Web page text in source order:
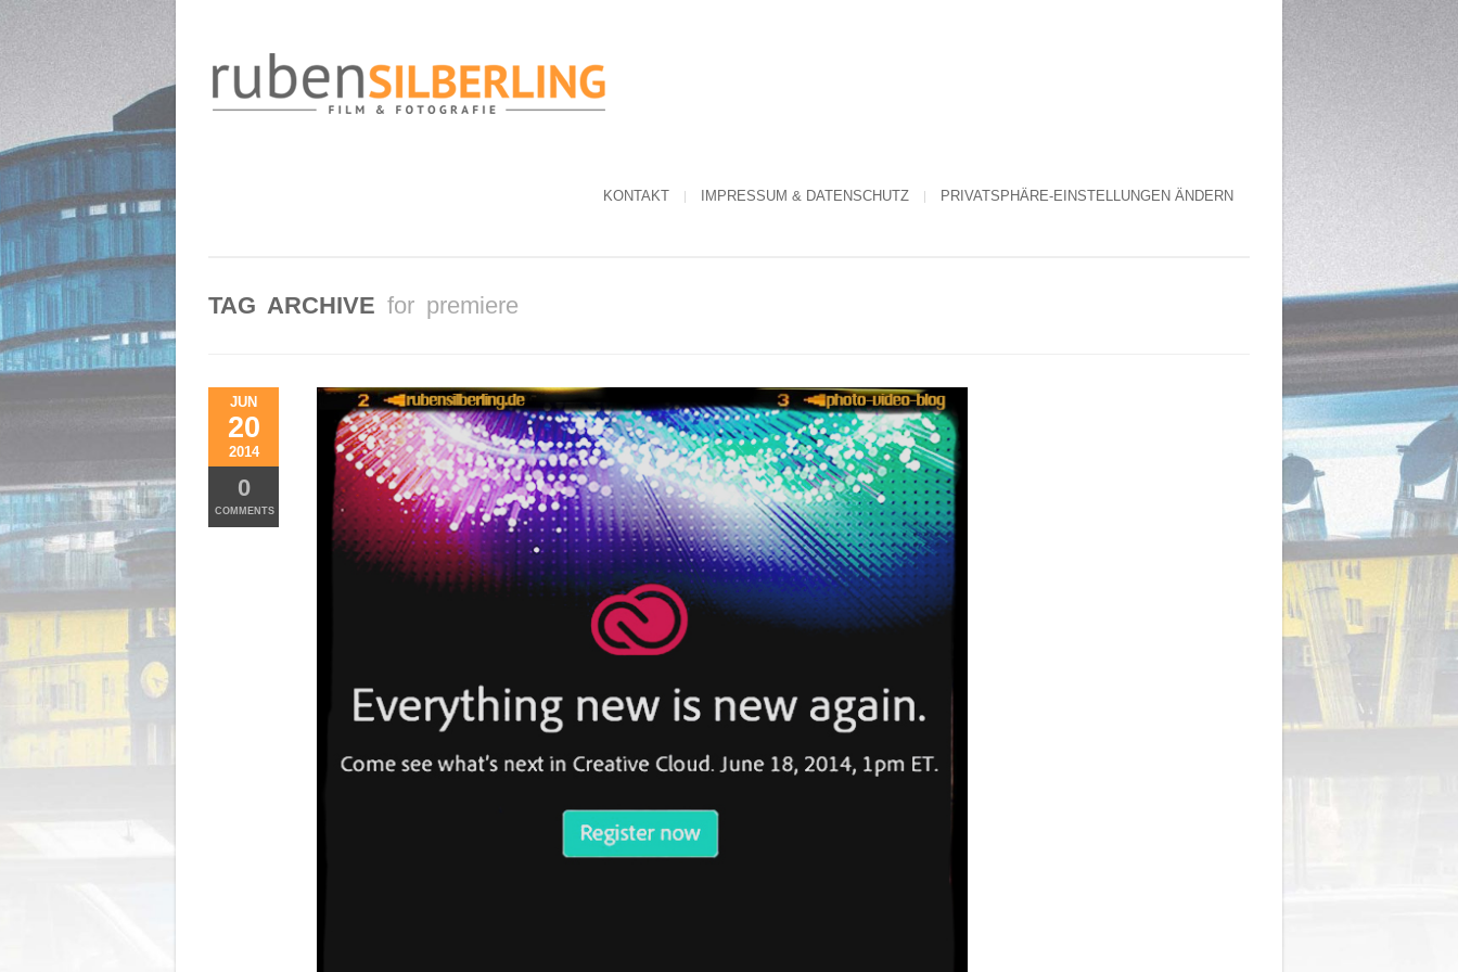
KONTAKT IMPRESSUM & DATENSCHUTZ PRIVATSPHÄRE-EINSTELLUNGEN ÄNDERN
TAG ARCHIVE for premiere
JUN
20
2014
0
COMMENTS